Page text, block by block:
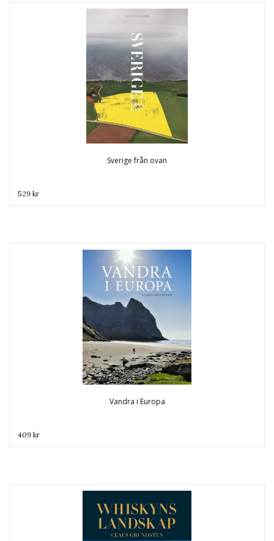
Sverige från ovan
529 kr
Vandra i Europa
409 kr